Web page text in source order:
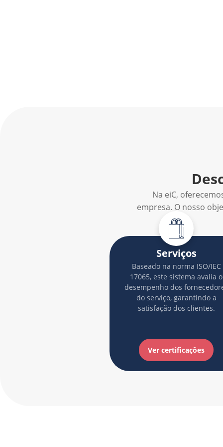
Na eiC,
empresa. O nosso
Serviços
Baseado na norma ISO/IEC
17065, este sistema avalia o
desempenho dos
do serviço, garantindo a
satisfação dos clientes.
Ver certificações